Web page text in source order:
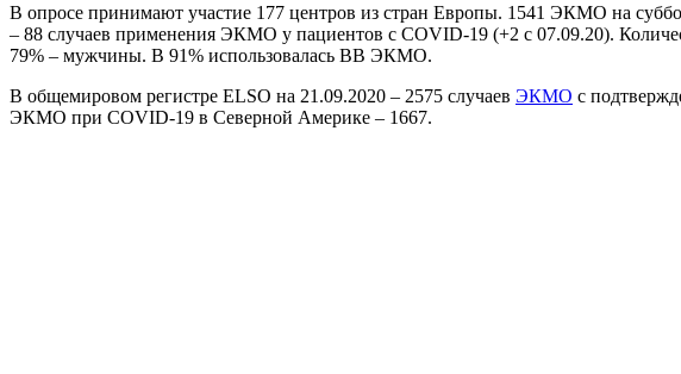
В опросе принимают участие 177 центров из стран Европы. 1541 ЭКМО на
– 88 случаев применения ЭКМО у пациентов с COVID-19 (+2 с 07.09.20).
79% – мужчины. В 91% использовалась ВВ ЭКМО.
В общемировом регистре ELSO на 21.09.2020 – 2575 случаев ЭКМО с
ЭКМО при COVID-19 в Северной Америке – 1667.